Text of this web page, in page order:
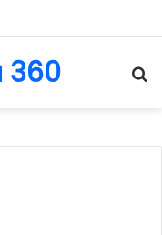
360